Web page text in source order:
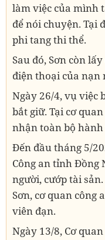
làm việc của mình
để nói chuyện. Tại
phi tang thi thể.
Sau đó, Sơn còn
điện thoại của nạn
Ngày 26/4, vụ việc
bắt giữ. Tại cơ
nhận toàn bộ
Đến đầu tháng 5/
Công an tỉnh Đồng
người, cướp tài
Sơn, cơ quan công
viên đạn.
Ngày 13/8, Cơ